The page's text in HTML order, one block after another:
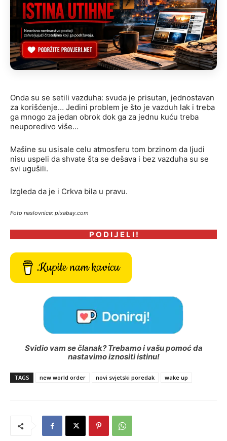
Onda su se setili vazduha: svuda je prisutan, jednostavan
za korišćenje… Jedini problem je što je vazduh lak i treba
ga mnogo za jedan obrok dok ga za jednu kuću treba
neuporedivo više…
Mašine su usisale celu atmosferu tom brzinom da ljudi
nisu uspeli da shvate šta se dešava i bez vazduha su se
svi ugušili.
Izgleda da je i Crkva bila u pravu.
Foto naslovnice: pixabay.com
P O D I J E L I !
Kupite nam kavicu
Svidio vam se članak? Trebamo i vašu pomoć da
nastavimo iznositi istinu!
TAGS new world order novi svjetski poredak wake up